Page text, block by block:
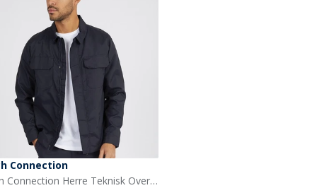
Connection
French Connection Herre Teknisk Overskjorte Marine